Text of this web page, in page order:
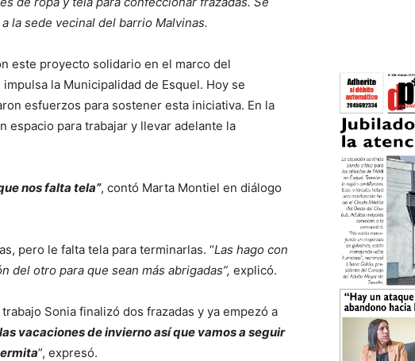
la sede vecinal del barrio Malvinas.
este proyecto solidario en el marco del
impulsa la Municipalidad de Esquel. Hoy se
esfuerzos para sostener esta iniciativa. En la
espacio para trabajar y llevar adelante la
nos falta tela”, contó Marta Montiel en diálogo
pero le falta tela para terminarlas. “Las hago con
del otro para que sean más abrigadas”, explicó.
Sonia finalizó dos frazadas y ya empezó a
vacaciones de invierno así que vamos a seguir
”, expresó.